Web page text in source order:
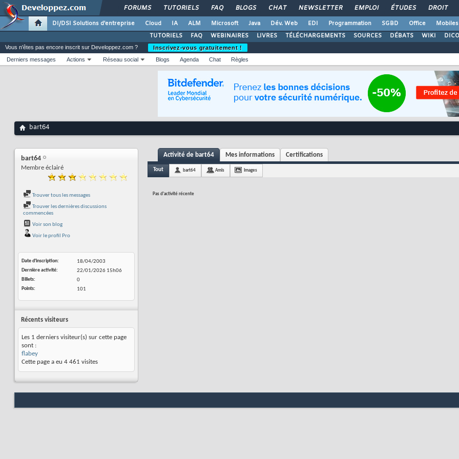
FORUMS TUTORIELS FAQ BLOGS CHAT NEWSLETTER EMPLOI ÉTUDES DROIT
DI/DSI Solutions d'entreprise Cloud IA ALM Microsoft Java Dév. Web EDI Programmation SGBD Office Mobiles
TUTORIELS
FAQ WEBINAIRES LIVRES TÉLÉCHARGEMENTS SOURCES DÉBATS WIKI DICO
Vous n'êtes pas encore inscrit sur Developpez.com ?
Inscrivez-vous gratuitement !
Derniers messages
Actions Réseau social Blogs Agenda Chat Règles
bart64
bart64
Membre éclairé
Trouver tous les messages
Trouver les dernières discussions
commencées
Voir son blog
Voir le profil Pro
Date d'inscription
18/04/2003
Dernière activité
22/01/2026 15h06
Billets
0
Points
101
Récents visiteurs
Les 1 derniers visiteur(s) sur cette page
sont :
flabey
Cette page a eu 4 461 visites
Activité de bart64 Mes informations Certifications
Tout bart64 Amis Images
Pas d'activité récente